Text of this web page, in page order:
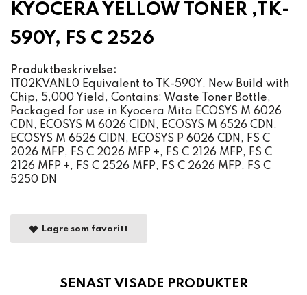
KYOCERA YELLOW TONER ,TK-
590Y, FS C 2526
Produktbeskrivelse:
1T02KVANL0 Equivalent to TK-590Y, New Build with
Chip, 5,000 Yield, Contains: Waste Toner Bottle,
Packaged for use in Kyocera Mita ECOSYS M 6026
CDN, ECOSYS M 6026 CIDN, ECOSYS M 6526 CDN,
ECOSYS M 6526 CIDN, ECOSYS P 6026 CDN, FS C
2026 MFP, FS C 2026 MFP +, FS C 2126 MFP, FS C
2126 MFP +, FS C 2526 MFP, FS C 2626 MFP, FS C
5250 DN
Lagre som favoritt
SENAST VISADE PRODUKTER